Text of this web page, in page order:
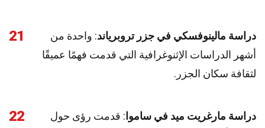
21 دراسة مالينوفسكي في جزر تروبرياند: واحدة من
أشهر الدراسات الإثنوغرافية التي قدمت فهمًا عميقًا
لثقافة سكان الجزر.
22 دراسة مارغريت ميد في ساموا : قدمت رؤى حول